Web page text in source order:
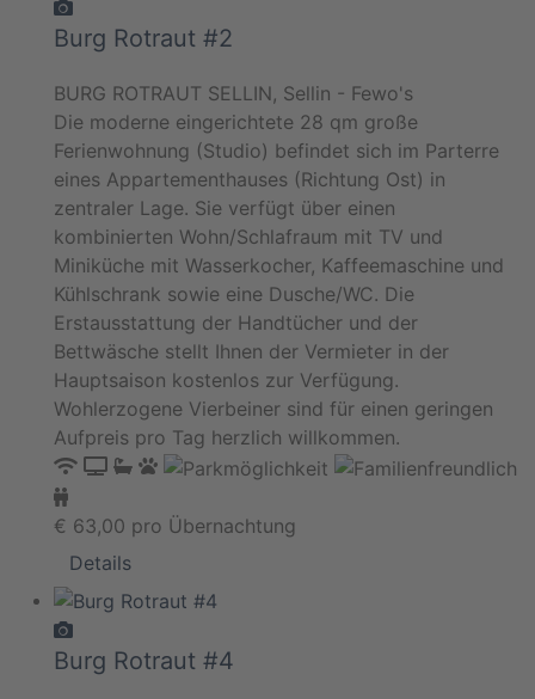
Burg Rotraut #2
BURG ROTRAUT SELLIN, Sellin - Fewo's
Die moderne eingerichtete 28 qm große
Ferienwohnung (Studio) befindet sich im Parterre
eines Appartementhauses (Richtung Ost) in
zentraler Lage. Sie verfügt über einen
kombinierten Wohn/Schlafraum mit TV und
Miniküche mit Wasserkocher, Kaffeemaschine und
Kühlschrank sowie eine Dusche/WC. Die
Erstausstattung der Handtücher und der
Bettwäsche stellt Ihnen der Vermieter in der
Hauptsaison kostenlos zur Verfügung.
Wohlerzogene Vierbeiner sind für einen geringen
Aufpreis pro Tag herzlich willkommen.
€ 63,00 pro Übernachtung
Details
Burg Rotraut #4